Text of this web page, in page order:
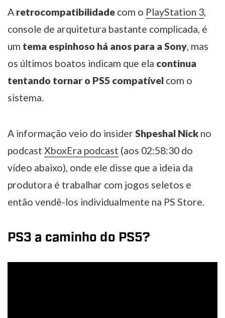
A retrocompatibilidade com o PlayStation 3
console de arquitetura bastante complicada, é
um tema espinhoso há anos para a Sony , mas
os últimos boatos indicam que ela continua
tentando tornar o PS5 compatível com o
sistema.
A informação veio do insider Shpeshal Nick no
podcast XboxEra podcast (aos 02:58:30 do
vídeo abaixo), onde ele disse que a ideia da
produtora é trabalhar com jogos seletos e
então vendê-los individualmente na PS Store.
PS3 a caminho do PS5?